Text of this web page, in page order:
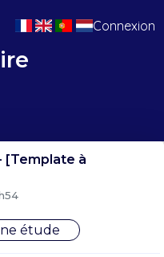
Connexion
[Template à
étude